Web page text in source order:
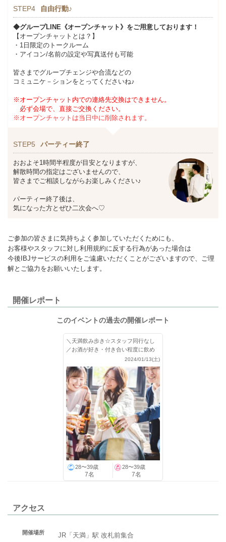
STEP4 自由行動♪
◆グループLINE《オープンチャット》をご用意しております！
【オープンチャットとは？】
・1日限定のトークルーム
・アイコン/名前の設定や写真送付も可能
皆さまでグループチェンジや合流などの
コミュニケ－ションをとってくださいね♪
※オープンチャット内での連絡先交換はできません。
必ず会場で、直接ご交換ください。
※オープンチャットは当日中に削除されます。
STEP5 パーティー終了
おおよそ1時間半程度が目安となりますが、
解散時間の指定はございませんので、
皆さまでご相談しながらお楽しみください♪
パーティー終了後は、
気になった方とぜひ二次会へ♡
ご参加の皆さまに気持ちよく参加していただくためにも、
お客様やスタッフに対し利用規約に反する行為があった場合は
今後IBJサービスの利用をご遠慮いただくことがございますので、ご理
解とご協力をお願いいたします。
開催レポート
このイベントの過去の開催レポート
＼天満飲み歩き☆スタッフ同行なし
／お酒が好き・付き合い程度に飲め
2024/01/13(土)
28〜39歳
7名
28〜39歳
7名
アクセス
開催場所
JR「天満」駅 改札前集合